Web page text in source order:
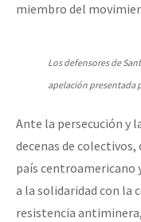
miembro del
Los defensores de
apelación presentada
Ante la persecución y
decenas de
país centroamericano
a la solidaridad con la
resistencia antiminera,